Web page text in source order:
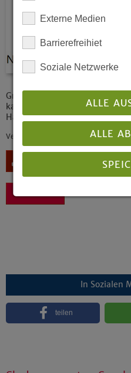
Grußwort der evangelischen
katholischen Bistümer in
HaSchana 5782 | 2021
Veröffentlicht: 09/2021
In Sozialen
teilen
Externe Medien
Barrierefreihiet
Soziale Netzwerke
ALLE
ALLE